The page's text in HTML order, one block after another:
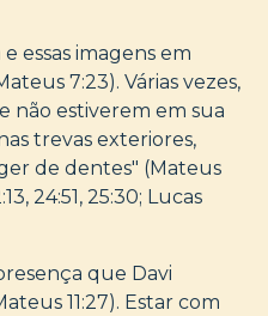
essas imagens em
7:23). Várias vezes,
não estiverem em sua
trevas exteriores,
de dentes" (Mateus
24:51, 25:30; Lucas
que Davi
11:27). Estar com